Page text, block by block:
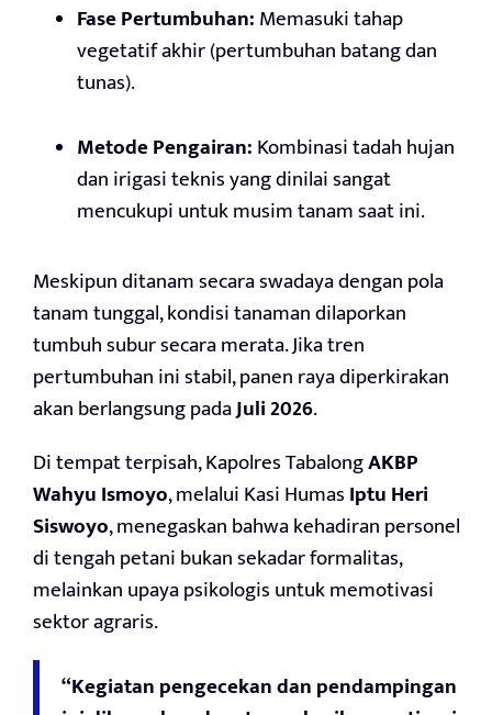
Fase Pertumbuhan:Memasuki tahap
vegetatif akhir (pertumbuhan batang dan
tunas).
Metode Pengairan:Kombinasi tadah hujan
dan irigasi teknis yang dinilai sangat
mencukupi untuk musim tanam saat ini.
Meskipun ditanam secara swadaya dengan pola
tanam tunggal, kondisi tanaman dilaporkan
tumbuh subur secara merata. Jika tren
pertumbuhan ini stabil, panen raya diperkirakan
akan berlangsung padaJuli 2026.
Di tempat terpisah, Kapolres TabalongAKBP
Wahyu Ismoyo, melalui Kasi HumasIptu Heri
Siswoyo, menegaskan bahwa kehadiran personel
di tengah petani bukan sekadar formalitas,
melainkan upaya psikologis untuk memotivasi
sektor agraris.
“Kegiatan pengecekan dan pendampingan